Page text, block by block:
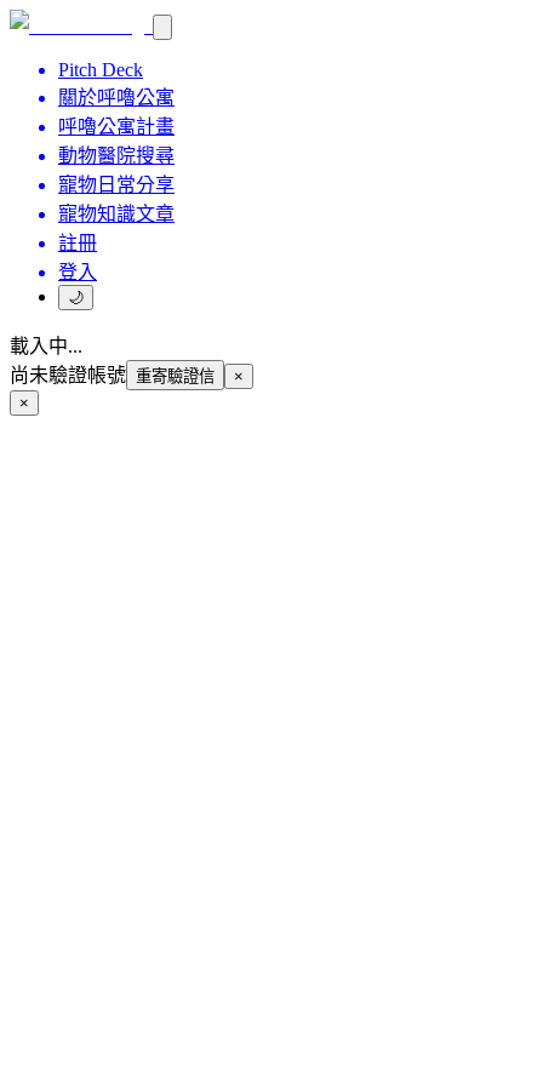
Pitch Deck
關於呼嚕公寓
呼嚕公寓計畫
動物醫院搜尋
寵物日常分享
寵物知識文章
註冊
登入
🌙
載入中...
尚未驗證帳號 重寄驗證信
×
×